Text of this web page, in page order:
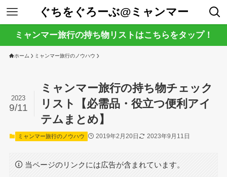
ぐちをぐろーぶ@ミャンマー
ミャンマー旅行の持ち物リストはこちらをタップ！
ホーム ミャンマー旅行のノウハウ
ミャンマー旅行の持ち物チェック
リスト【必需品・役立つ便利アイ
テムまとめ】
2023
9/11
ミャンマー旅行のノウハウ 2019年2月20日 2023年9月11日
当ページのリンクには広告が含まれています。